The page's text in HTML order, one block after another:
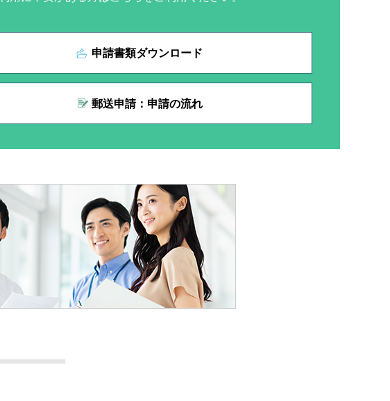
申請書類ダウンロード
郵送申請：申請の流れ